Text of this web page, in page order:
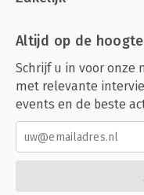
Altijd op de hoogte
Schrijf u in voor onze
met relevante
events en de beste